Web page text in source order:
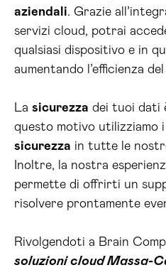
aziendali. Grazie
servizi cloud, potrai
qualsiasi dispositivo e in
aumentando l’efficienza
La sicurezza dei tuoi dati
questo motivo utilizziamo
sicurezza in tutte le
Inoltre, la nostra
permette di offrirti un
risolvere prontamente
Rivolgendoti a Brain
soluzioni cloud Massa-